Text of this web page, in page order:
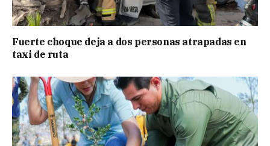
Fuerte choque deja a dos personas atrapadas en
taxi de ruta